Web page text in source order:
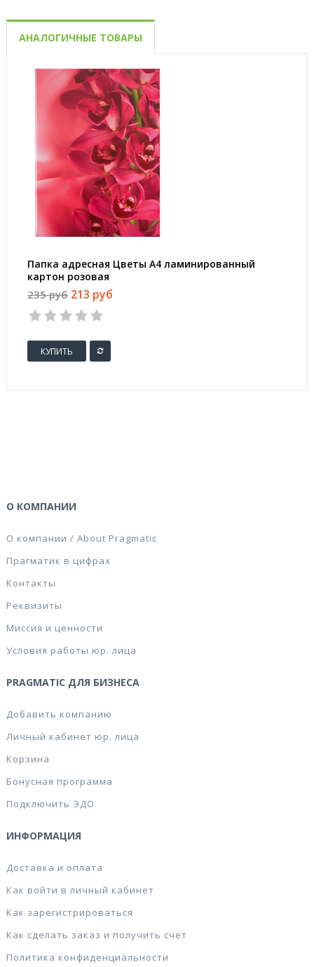
АНАЛОГИЧНЫЕ ТОВАРЫ
Папка адресная Цветы А4 ламинированный
картон розовая
235 руб 213 руб
КУПИТЬ
О КОМПАНИИ
О компании / About Pragmatic
Прагматик в цифрах
Контакты
Реквизиты
Миссия и ценности
Условия работы юр. лица
PRAGMATIC ДЛЯ БИЗНЕСА
Добавить компанию
Личный кабинет юр. лица
Корзина
Бонусная программа
Подключить ЭДО
ИНФОРМАЦИЯ
Доставка и оплата
Как войти в личный кабинет
Как зарегистрироваться
Как сделать заказ и получить счет
Политика конфиденциальности